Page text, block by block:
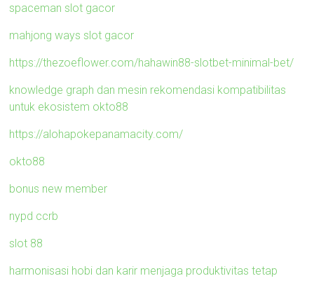
spaceman slot gacor
mahjong ways slot gacor
https://thezoeflower.com/hahawin88-slotbet-minimal-bet/
knowledge graph dan mesin rekomendasi kompatibilitas
untuk ekosistem okto88
https://alohapokepanamacity.com/
okto88
bonus new member
nypd ccrb
slot 88
harmonisasi hobi dan karir menjaga produktivitas tetap